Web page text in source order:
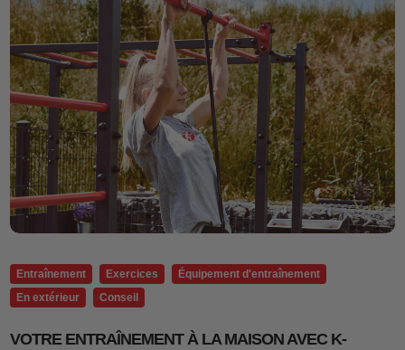
Entraînement Exercices
Équipement d'entraînement
En extérieur
Conseil
VOTRE ENTRAÎNEMENT À LA MAISON AVEC K-